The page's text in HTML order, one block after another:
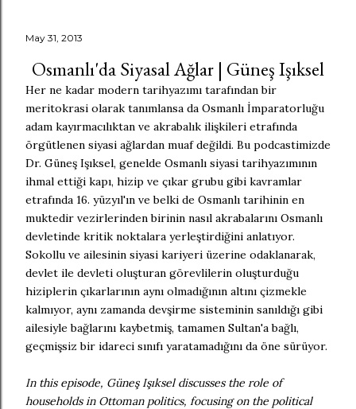
May 31, 2013
Osmanlı'da Siyasal Ağlar | Güneş Işıksel
Her ne kadar modern tarihyazımı tarafından bir
meritokrasi olarak tanımlansa da Osmanlı İmparatorluğu
adam kayırmacılıktan ve akrabalık ilişkileri etrafında
örgütlenen siyasi ağlardan muaf değildi. Bu podcastimizde
Dr. Güneş Işıksel, genelde Osmanlı siyasi tarihyazımının
ihmal ettiği kapı, hizip ve çıkar grubu gibi kavramlar
etrafında 16. yüzyıl'ın ve belki de Osmanlı tarihinin en
muktedir vezirlerinden birinin nasıl akrabalarını Osmanlı
devletinde kritik noktalara yerleştirdiğini anlatıyor.
Sokollu ve ailesinin siyasi kariyeri üzerine odaklanarak,
devlet ile devleti oluşturan görevlilerin oluşturduğu
hiziplerin çıkarlarının aynı olmadığının altını çizmekle
kalmıyor, aynı zamanda devşirme sisteminin sanıldığı gibi
ailesiyle bağlarını kaybetmiş, tamamen Sultan'a bağlı,
geçmişsiz bir idareci sınıfı yaratamadığını da öne sürüyor.
In this episode, Güneş Işıksel discusses the role of
households in Ottoman politics, focusing on the political